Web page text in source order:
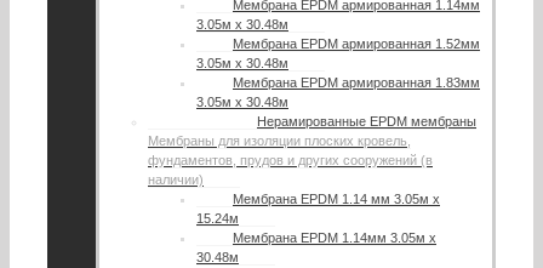
Мембрана EPDM армированная 1.14мм
3.05м х 30.48м
Мембрана EPDM армированная 1.52мм
3.05м х 30.48м
Мембрана EPDM армированная 1.83мм
3.05м х 30.48м
Нерамированные EPDM мембраны
Мембраны для изоляции плоских кровель,
фундаментов, прудов и других сооружений (в
наличии)
Мембрана EPDM 1.14 мм 3.05м х
15.24м
Мембрана EPDM 1.14мм 3.05м х
30.48м